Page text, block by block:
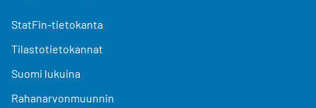
StatFin-tietokanta
Tilastotietokannat
Suomi lukuina
Rahanarvonmuunnin